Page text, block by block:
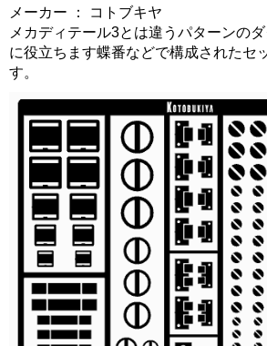
メーカー ： コトブキヤ
メカディテール3とは違うパターンの
に役立ちます蝶番などで構成されたセ
す。